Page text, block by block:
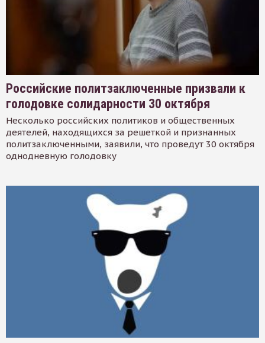
Российские политзаключенные призвали к
голодовке солидарности 30 октября
Несколько российских политиков и общественных
деятелей, находящихся за решеткой и признанных
политзаключенными, заявили, что проведут 30 октября
однодневную голодовку